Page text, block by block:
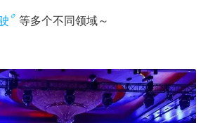
等多个不同领域～